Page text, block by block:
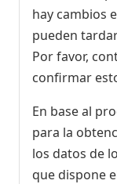
hay cambios
pueden
Por favor,
confirmar
En base al
para la
los datos de
que dispone